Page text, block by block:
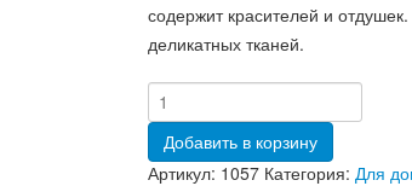
содержит красителей и
деликатных тканей.
Добавить в корзину
Артикул: 1057 Категория: Для